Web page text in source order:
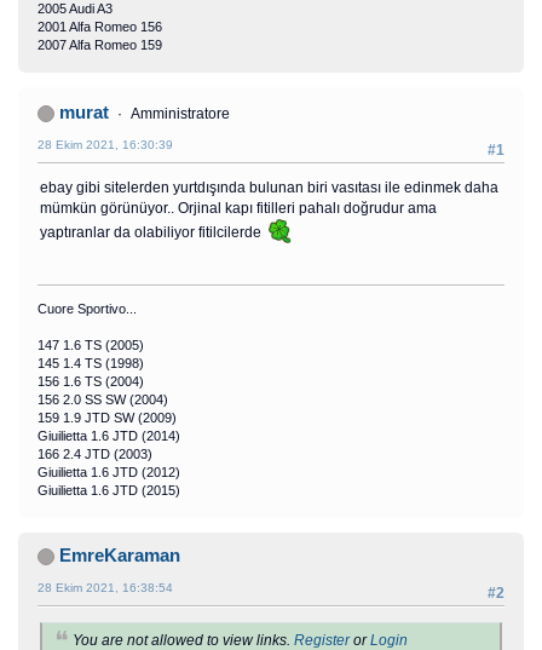
2005 Audi A3
2001 Alfa Romeo 156
2007 Alfa Romeo 159
murat Amministratore
#1
28 Ekim 2021, 16:30:39
ebay gibi sitelerden yurtdışında bulunan biri vasıtası ile edinmek daha
mümkün görünüyor.. Orjinal kapı fitilleri pahalı doğrudur ama
yaptıranlar da olabiliyor fitilcilerde
Cuore Sportivo...
147 1.6 TS (2005)
145 1.4 TS (1998)
156 1.6 TS (2004)
156 2.0 SS SW (2004)
159 1.9 JTD SW (2009)
Giuilietta 1.6 JTD (2014)
166 2.4 JTD (2003)
Giuilietta 1.6 JTD (2012)
Giuilietta 1.6 JTD (2015)
EmreKaraman
#2
28 Ekim 2021, 16:38:54
You are not allowed to view links. RegisterorLogin